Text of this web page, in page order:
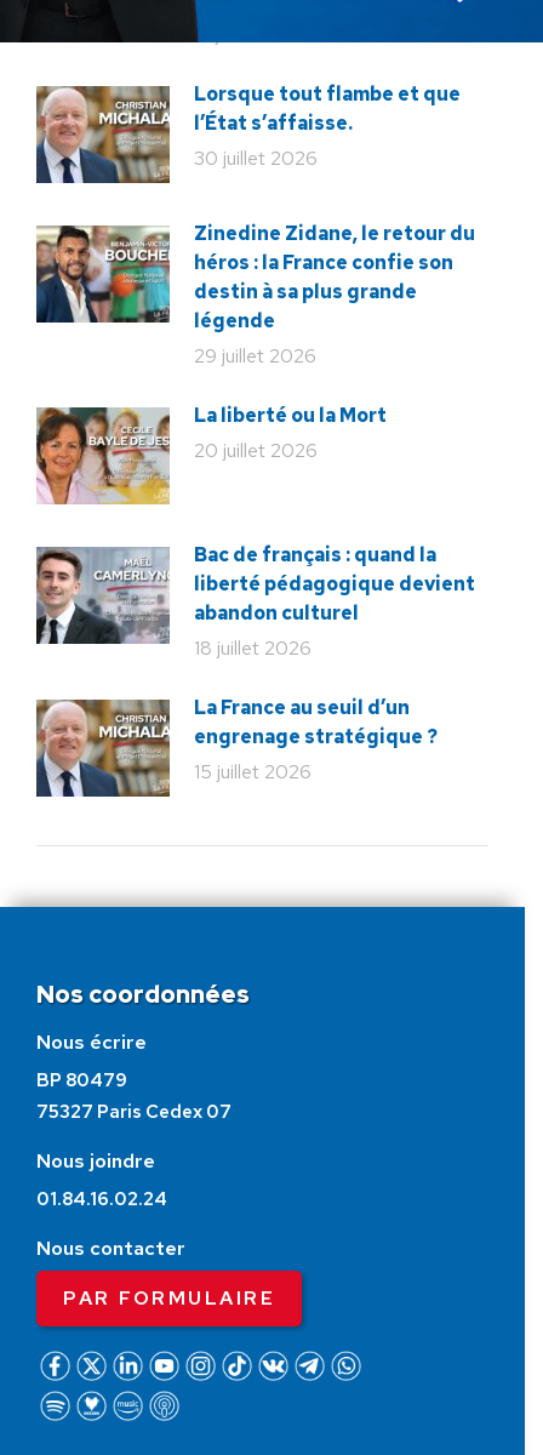
31 juillet 2026
Lorsque tout flambe et que
l’État s’affaisse.
30 juillet 2026
Zinedine Zidane, le retour du
héros : la France confie son
destin à sa plus grande
légende
29 juillet 2026
La liberté ou la Mort
20 juillet 2026
Bac de français : quand la
liberté pédagogique devient
abandon culturel
18 juillet 2026
La France au seuil d’un
engrenage stratégique ?
15 juillet 2026
Nos coordonnées
Nous écrire
BP 80479
75327 Paris Cedex 07
Nous joindre
01.84.16.02.24
Nous contacter
PAR FORMULAIRE